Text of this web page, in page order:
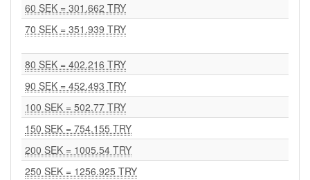
60 SEK = 301.662 TRY
70 SEK = 351.939 TRY
80 SEK = 402.216 TRY
90 SEK = 452.493 TRY
100 SEK = 502.77 TRY
150 SEK = 754.155 TRY
200 SEK = 1005.54 TRY
250 SEK = 1256.925 TRY